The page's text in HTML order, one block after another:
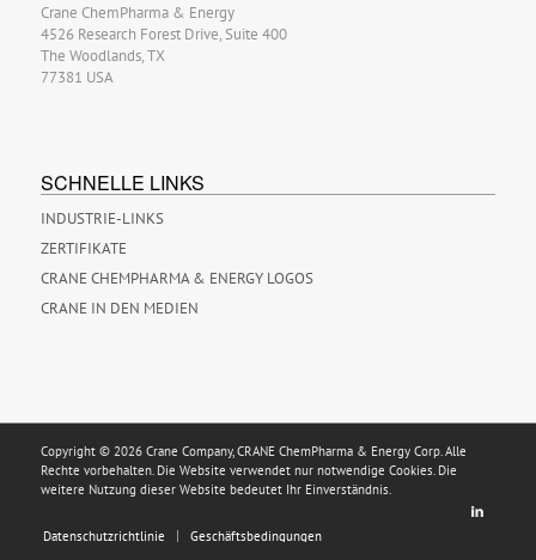
Crane ChemPharma & Energy
4526 Research Forest Drive, Suite 400
The Woodlands, TX
77381 USA
SCHNELLE LINKS
INDUSTRIE-LINKS
ZERTIFIKATE
CRANE CHEMPHARMA & ENERGY LOGOS
CRANE IN DEN MEDIEN
Copyright © 2026 Crane Company, CRANE ChemPharma & Energy Corp. Alle
Rechte vorbehalten. Die Website verwendet nur notwendige Cookies. Die
weitere Nutzung dieser Website bedeutet Ihr Einverständnis.
Datenschutzrichtlinie Geschäftsbedingungen